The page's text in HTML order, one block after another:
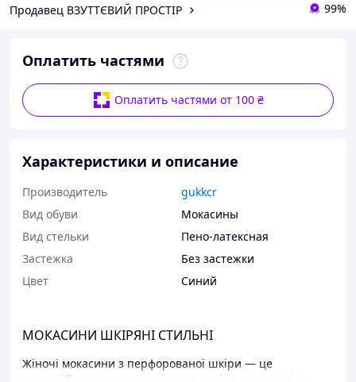
Продавец ВЗУТТЄВИЙ ПРОСТІР 99%
Оплатить частями
Оплатить частями от 100 ₴
Характеристики и описание
Производитель
gukkcr
Вид обуви
Мокасины
Вид стельки
Пено-латексная
Застежка
Без застежки
Цвет
Синий
МОКАСИНИ ШКІРЯНІ СТИЛЬНІ
Жіночі мокасини з перфорованої шкіри — це